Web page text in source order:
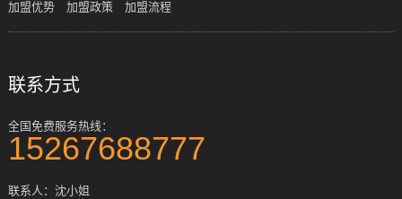
加盟优势 加盟政策 加盟流程
联系方式
全国免费服务热线：
15267688777
联系人：沈小姐